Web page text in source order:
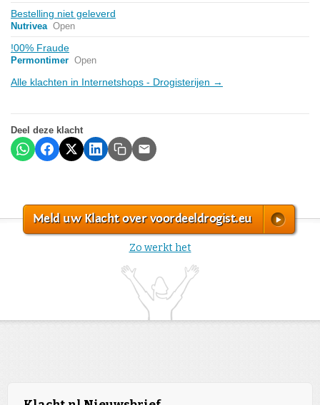
Bestelling niet geleverd
Nutrivea Open
!00% Fraude
Permontimer Open
Alle klachten in Internetshops - Drogisterijen →
Deel deze klacht
Meld uw Klacht over voordeeldrogist.eu
Zo werkt het